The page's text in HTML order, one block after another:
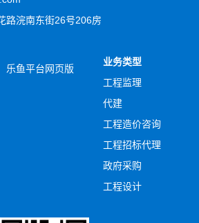
路浣南东街26号206房
乐鱼平台网页版
业务类型
工程监理
代建
工程造价咨询
工程招标代理
政府采购
工程设计